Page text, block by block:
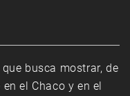
busca mostrar, de
el Chaco y en el